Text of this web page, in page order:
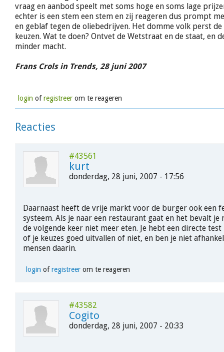
vraag en aanbod speelt met soms hoge en soms lage
echter is een stem een stem en zij reageren dus prompt
en geblaf tegen de oliebedrijven. Het domme volk perst
keuzen. Wat te doen? Ontvet de Wetstraat en de staat, en
minder macht.
Frans Crols in Trends, 28 juni 2007
login ofregistreerom te reageren
Reacties
#43561
kurt
donderdag, 28 juni, 2007 - 17:56
Daarnaast heeft de vrije markt voor de burger ook een
systeem. Als je naar een restaurant gaat en het bevalt je
de volgende keer niet meer eten. Je hebt een directe
of je keuzes goed uitvallen of niet, en ben je niet
mensen daarin.
login ofregistreerom te reageren
#43582
Cogito
donderdag, 28 juni, 2007 - 20:33